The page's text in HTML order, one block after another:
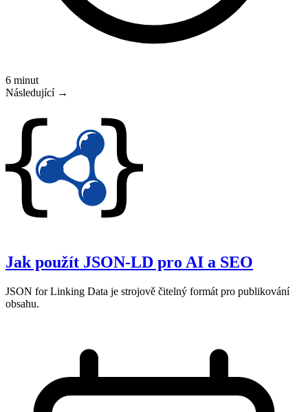
6 minut
Následující →
Jak použít JSON‑LD pro AI a SEO
JSON for Linking Data je strojově čitelný formát pro publikování
obsahu.